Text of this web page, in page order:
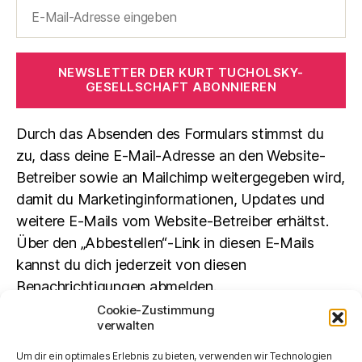
Cookie-Zustimmung
verwalten
Um dir ein optimales Erlebnis zu bieten, verwenden wir Technologien
NEWSLETTER DER KURT TUCHOLSKY-
GESELLSCHAFT ABONNIEREN
Durch das Absenden des Formulars stimmst du
zu, dass deine E-Mail-Adresse an den Website-
Betreiber sowie an Mailchimp weitergegeben wird,
damit du Marketinginformationen, Updates und
weitere E-Mails vom Website-Betreiber erhältst.
Über den „Abbestellen“-Link in diesen E-Mails
kannst du dich jederzeit von diesen
Benachrichtigungen abmelden.